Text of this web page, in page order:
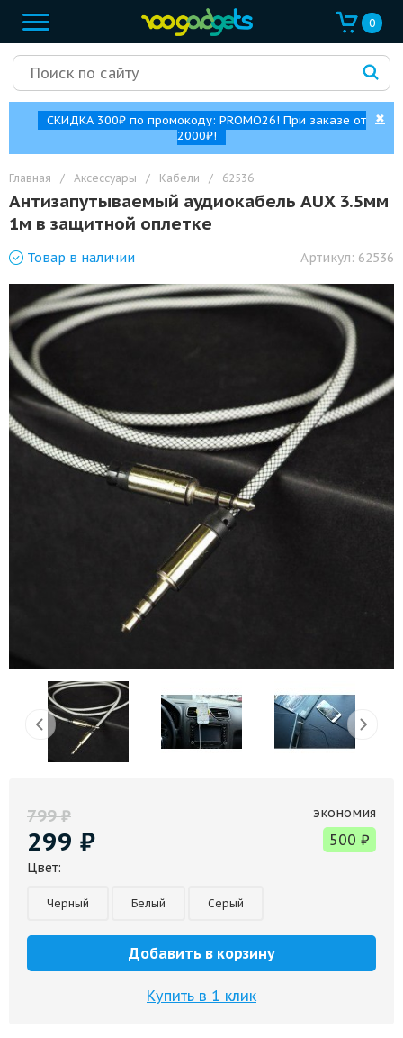
0
СКИДКА 300₽ по промокоду: PROMO26! При заказе от
2000₽!
✖
Главная / Аксессуары / Кабели / 62536
Антизапутываемый аудиокабель AUX 3.5мм
1м в защитной оплетке
Товар в наличии Артикул: 62536
799₽
299 ₽
экономия
500 ₽
Цвет:
Черный Белый Серый
Добавить в корзину
Купить в 1 клик